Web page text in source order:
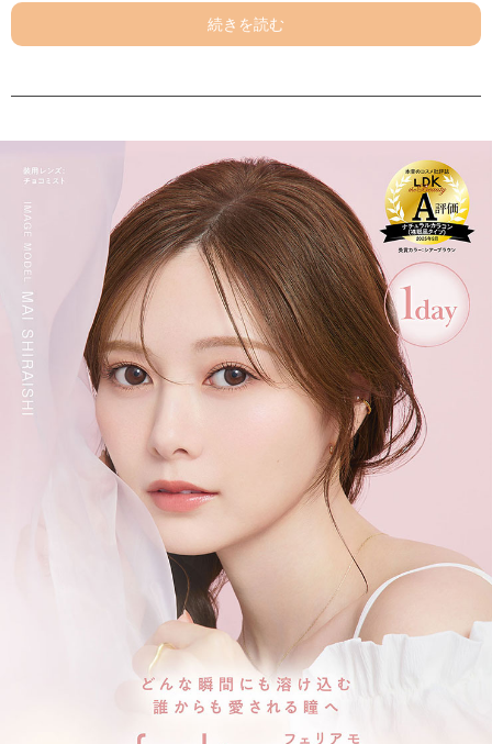
オンも、オフも、特別な日も。
誰からも愛される瞳に。
抜け感のあるチョコカラーと
こっそりフチでピュア感たっぷりの裸眼風レンズ。
チャイカフェ【Chai Cafe】
ちょうどいい太さのフチと
どんな瞳にもなじむまろやかベージュで
ナチュラルでくりっとした瞳に。
シュガーパール【Sugar Pearl】
清楚グレー×うるキラ盛れ
細フチデイリーレンズ
ブリュレパールの色違い
細フチグレーレンズで
こなれかわいい瞳に！
メルティバター【Melty Butter】
多幸感ブラウン×ふんわり盛れ
とろけるように溶け込む
じゅわっとブラウンレンズで